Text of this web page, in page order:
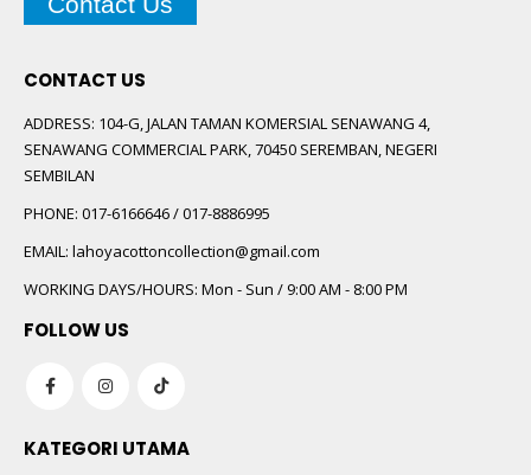
CONTACT US
ADDRESS: 104-G, JALAN TAMAN KOMERSIAL SENAWANG 4,
SENAWANG COMMERCIAL PARK, 70450 SEREMBAN, NEGERI
SEMBILAN
PHONE: 017-6166646 / 017-8886995
EMAIL: lahoyacottoncollection@gmail.com
WORKING DAYS/HOURS: Mon - Sun / 9:00 AM - 8:00 PM
FOLLOW US
KATEGORI UTAMA